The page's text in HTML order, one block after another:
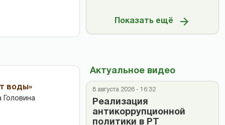
воды»
Показать ещё
Актуальное видео
8 августа 2026 - 16:32
Реализация
антикоррупционной
политики в РТ